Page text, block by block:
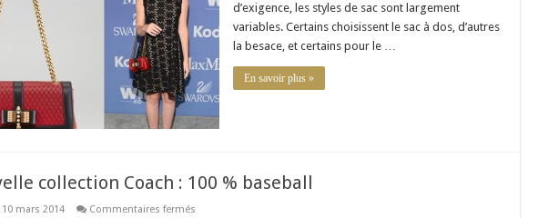
et
astuce
:
ce
faut
exiger
d’exigence, les styles de sac sont largement
variables. Certains choisissent le sac à dos, d’autres
la besace, et certains pour le …
En savoir plus »
collection Coach : 100 % baseball
10 mars 2014 Commentaires ferméssur